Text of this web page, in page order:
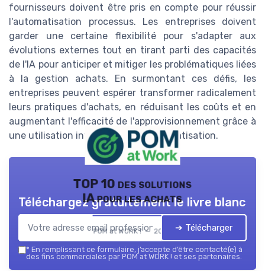
fournisseurs doivent être pris en compte pour réussir
l'automatisation processus. Les entreprises doivent
garder une certaine flexibilité pour s'adapter aux
évolutions externes tout en tirant parti des capacités
de l'IA pour anticiper et mitiger les problématiques liées
à la gestion achats. En surmontant ces défis, les
entreprises peuvent espérer transformer radicalement
leurs pratiques d'achats, en réduisant les coûts et en
augmentant l'efficacité de l'approvisionnement grâce à
une utilisation intelligente de l'automatisation.
TOP 10 des solutions
IA pour les achats
POM at WORK ! — 2026
Téléchargez gratuitement le livre blanc
➔ Télécharger
* En remplissant ce formulaire, j’accepte d’être contacté(e) à
des fins commerciales par POM at WORK ! et ses partenaires.